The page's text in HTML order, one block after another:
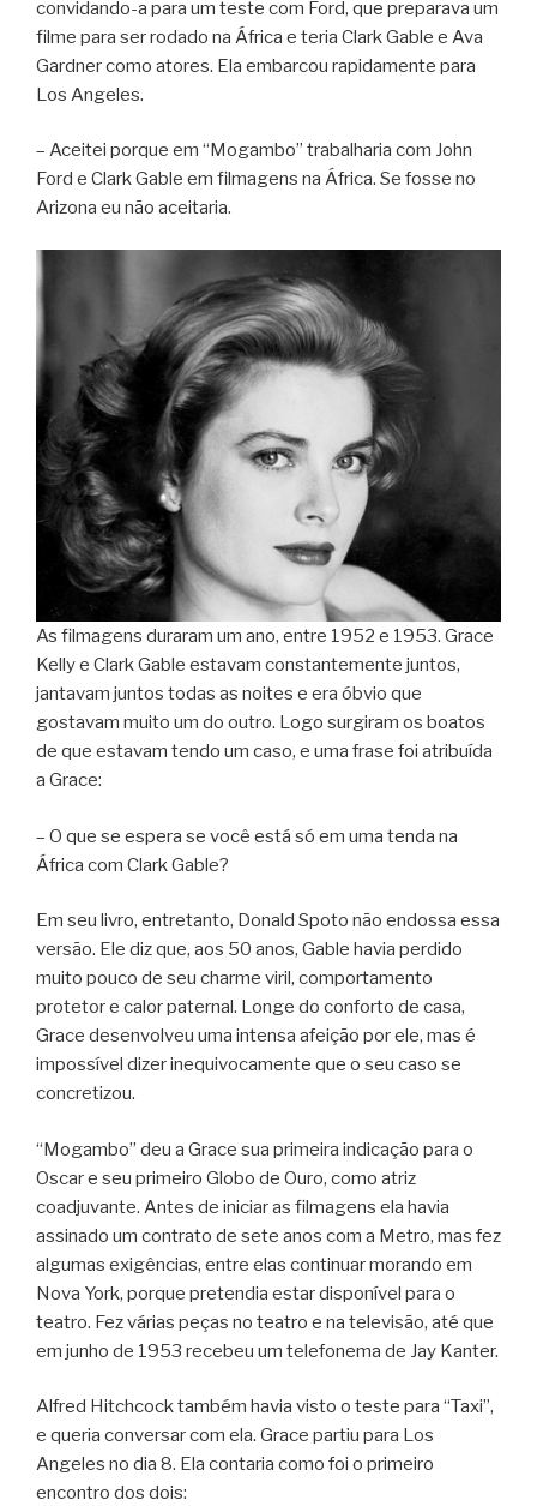
convidando-a para um teste com Ford, que preparava um
filme para ser rodado na África e teria Clark Gable e Ava
Gardner como atores. Ela embarcou rapidamente para
Los Angeles.
– Aceitei porque em “Mogambo” trabalharia com John
Ford e Clark Gable em filmagens na África. Se fosse no
Arizona eu não aceitaria.
As filmagens duraram um ano, entre 1952 e 1953. Grace
Kelly e Clark Gable estavam constantemente juntos,
jantavam juntos todas as noites e era óbvio que
gostavam muito um do outro. Logo surgiram os boatos
de que estavam tendo um caso, e uma frase foi atribuída
a Grace:
– O que se espera se você está só em uma tenda na
África com Clark Gable?
Em seu livro, entretanto, Donald Spoto não endossa essa
versão. Ele diz que, aos 50 anos, Gable havia perdido
muito pouco de seu charme viril, comportamento
protetor e calor paternal. Longe do conforto de casa,
Grace desenvolveu uma intensa afeição por ele, mas é
impossível dizer inequivocamente que o seu caso se
concretizou.
“Mogambo” deu a Grace sua primeira indicação para o
Oscar e seu primeiro Globo de Ouro, como atriz
coadjuvante. Antes de iniciar as filmagens ela havia
assinado um contrato de sete anos com a Metro, mas fez
algumas exigências, entre elas continuar morando em
Nova York, porque pretendia estar disponível para o
teatro. Fez várias peças no teatro e na televisão, até que
em junho de 1953 recebeu um telefonema de Jay Kanter.
Alfred Hitchcock também havia visto o teste para “Taxi”,
e queria conversar com ela. Grace partiu para Los
Angeles no dia 8. Ela contaria como foi o primeiro
encontro dos dois: